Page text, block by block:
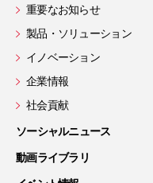
重要なお知らせ
製品・ソリューション
イノベーション
企業情報
社会貢献
ソーシャルニュース
動画ライブラリ